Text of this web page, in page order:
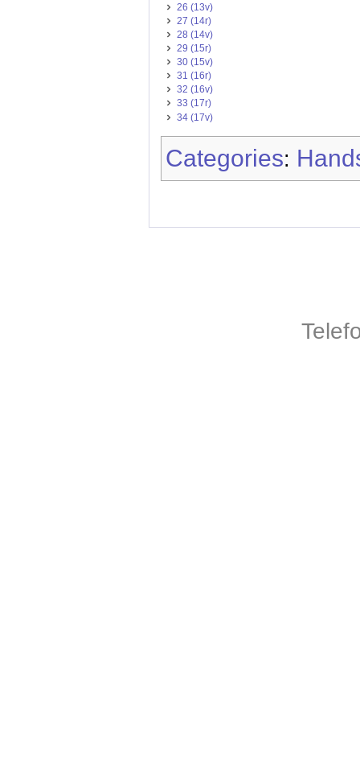
26 (13v)
27 (14r)
28 (14v)
29 (15r)
30 (15v)
31 (16r)
32 (16v)
33 (17r)
34 (17v)
Categories: